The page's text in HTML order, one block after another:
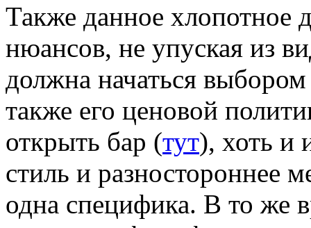
Также данное хлопотное
нюансов, не упуская из
должна начаться
также его ценовой
открыть бар (тут), хоть и
стиль и разностороннее
одна специфика. В то же